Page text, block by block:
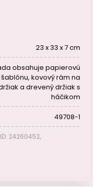
23 x 33 x 7 cm
obsahuje papierovú
šablónu, kovový rám na
a drevený držiak s
háčikom
49708-1
24260452,